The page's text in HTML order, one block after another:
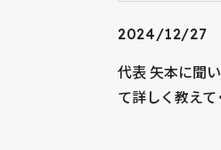
2024/12/27
代表 矢本に聞
て詳しく教えて